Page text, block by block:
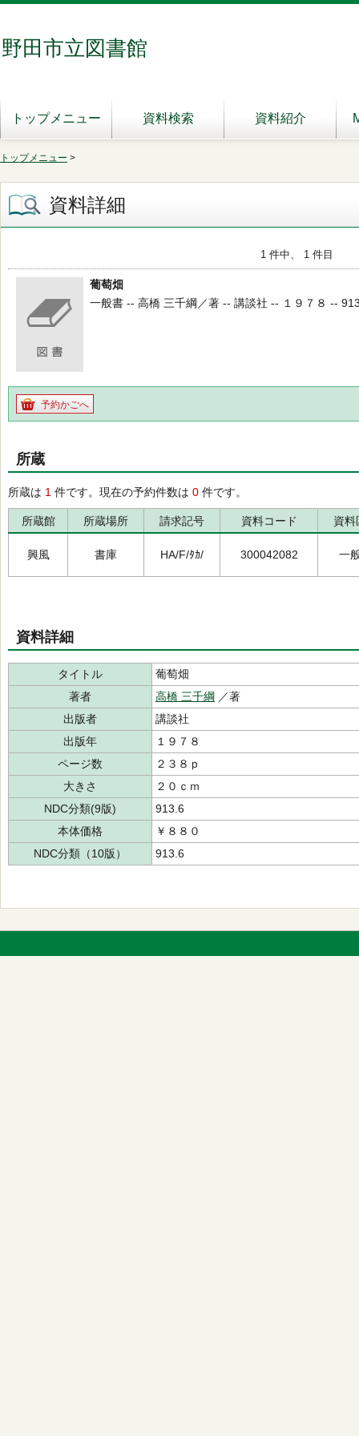
野田市立図書館
トップメニュー 資料検索 資料紹介
トップメニュー >
資料詳細
1 件中、 1 件目
葡萄畑
一般書 -- 高橋 三千綱／著 -- 講談社 -- １９７８ --
予約かごへ
所蔵
所蔵は 1 件です。現在の予約件数は 0 件です。
所蔵館 所蔵場所 請求記号 資料コード 資料
興風 書庫 HA/F/ﾀｶ/ 300042082 一
資料詳細
タイトル
葡萄畑
著者
高橋 三千綱 ／著
出版者
講談社
出版年
１９７８
ページ数
２３８ｐ
大きさ
２０ｃｍ
NDC分類(9版)
913.6
本体価格
￥８８０
NDC分類（10版）
913.6